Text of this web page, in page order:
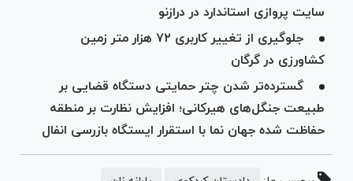
سایت پروازی استاندارد در درازنو
جلوگیری از تغییر کاربری ۷۲ هزار متر زمین
کشاورزی در گرگان
گسترده‌تر شدن چتر حمایتی دستگاه قضایی بر
طبیعت جنگل‌های هیرکانی؛ افزایش نظارت بر منطقه
حفاظت شده جهان نما با استقرار ایستگاه بازرسی انفال